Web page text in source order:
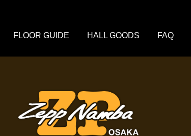
FLOOR GUIDE HALL GOODS FAQ